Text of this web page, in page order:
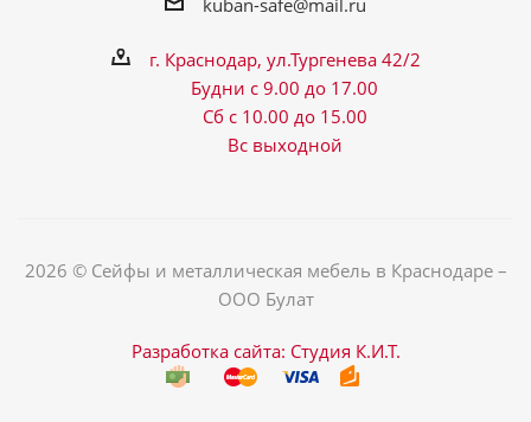
г. Краснодар, ул.Тургенева 42/2
Будни с 9.00 до 17.00
Сб с 10.00 до 15.00
Вс выходной
2026 © Сейфы и металлическая мебель в Краснодаре –
ООО Булат
Разработка сайта: Студия К.И.Т.